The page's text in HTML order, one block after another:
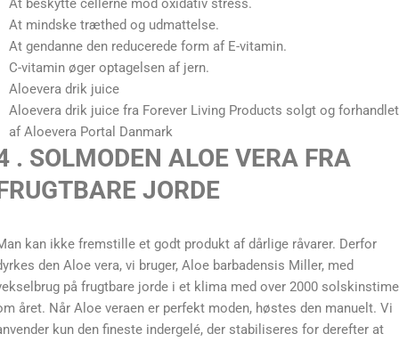
At beskytte cellerne mod oxidativ stress.
At mindske træthed og udmattelse.
At gendanne den reducerede form af E-vitamin.
C-vitamin øger optagelsen af jern.
Aloevera drik juice
Aloevera drik juice fra Forever Living Products solgt og forhandlet
af Aloevera Portal Danmark
. SOLMODEN ALOE VERA FRA
JORDE
kan ikke fremstille et godt produkt af dårlige råvarer. Derfor
den Aloe vera, vi bruger, Aloe barbadensis Miller, med
på frugtbare jorde i et klima med over 2000
året. Når Aloe veraen er perfekt moden, høstes den manuelt. Vi
kun den fineste indergelé, der stabiliseres for derefter at